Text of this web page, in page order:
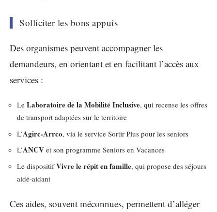
Solliciter les bons appuis
Des organismes peuvent accompagner les
demandeurs, en orientant et en facilitant l’accès aux
services :
Le Laboratoire de la Mobilité Inclusive, qui recense les offres
de transport adaptées sur le territoire
L’Agirc-Arrco, via le service Sortir Plus pour les seniors
L’ANCV et son programme Seniors en Vacances
Le dispositifVivre le répit en famille, qui propose des séjours
aidé-aidant
Ces aides, souvent méconnues, permettent d’alléger